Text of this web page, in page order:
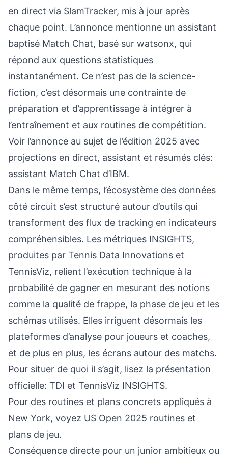
en direct via SlamTracker, mis à jour après
chaque point. L’annonce mentionne un assistant
baptisé Match Chat, basé sur watsonx, qui
répond aux questions statistiques
instantanément. Ce n’est pas de la science-
fiction, c’est désormais une contrainte de
préparation et d’apprentissage à intégrer à
l’entraînement et aux routines de compétition.
Voir l’annonce au sujet de l’édition 2025 avec
projections en direct, assistant et résumés clés:
assistant Match Chat d’IBM.
Dans le même temps, l’écosystème des données
côté circuit s’est structuré autour d’outils qui
transforment des flux de tracking en indicateurs
compréhensibles. Les métriques INSIGHTS,
produites par Tennis Data Innovations et
TennisViz, relient l’exécution technique à la
probabilité de gagner en mesurant des notions
comme la qualité de frappe, la phase de jeu et les
schémas utilisés. Elles irriguent désormais les
plateformes d’analyse pour joueurs et coaches,
et de plus en plus, les écrans autour des matchs.
Pour situer de quoi il s’agit, lisez la présentation
officielle: TDI et TennisViz INSIGHTS.
Pour des routines et plans concrets appliqués à
New York, voyez US Open 2025 routines et
plans de jeu.
Conséquence directe pour un junior ambitieux ou